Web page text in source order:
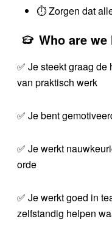
⏱️ Zorgen dat
Who are
✅ Je steekt graag
van praktisch werk
✅ Je bent
✅ Je werkt
orde
✅ Je werkt goed in
zelfstandig helpen